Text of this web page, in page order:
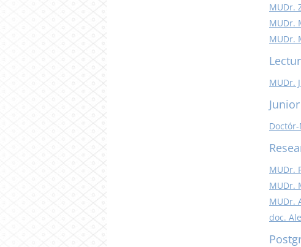
MUDr.
MUDr.
MUDr.
MUDr.
MUDr.
MUDr.
MUDr.
doc.